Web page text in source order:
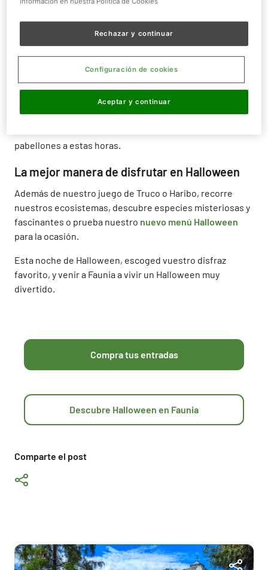
Comparte el post
educativas impartidas por divertidos personajes que
enseñaran la importancia de cuidar y respetar la
naturaleza. Gracias a su participación, los más pequeños
recibiran deliciosas chuches Haribo gratis.
Teniendo en cuenta elhorario especial de Halloween
charlas se llevarán a cabo en los pabellones de Polos, La
Jungla, Sombras Silenciosas, Misterios Bajo Tierra y
Veneno, a las17:30 - 18:30 - 19:30- 20:30 y 21:30. Las
pabellones a estas horas.
La mejor manera de disfrutar en Halloween
Además de nuestro juego de Truco o Haribo, recorre
nuestros ecosistemas, descubre especies misteriosas y
fascinantes o prueba nuestro nuevo menú Halloween
para la ocasión.
Esta noche de Halloween, escoged vuestro disfraz
favorito, y venir a Faunia a vivir un Halloween muy
divertido.
Compra tus entradas
Descubre Halloween en Faunia
Rechazar y continuar
Aceptar y continuar
Configuración de cookies